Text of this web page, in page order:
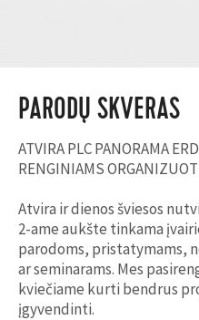
PARODŲ SKVERAS
ATVIRA PLC PANORAMA
RENGINIAMS
Atvira ir dienos šviesos
2-ame aukšte tinkama
parodoms, pristatymams,
ar seminarams. Mes
kviečiame kurti bendrus
įgyvendinti.